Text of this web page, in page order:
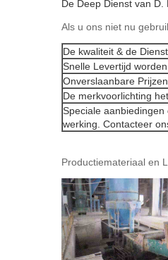
De Deep Dienst van D.
Als u ons niet nu
De kwaliteit & de
Snelle Levertijd
Onverslaanbare
De merkvoorlichting
Speciale
werking. Contacteer
Productiemateriaal en